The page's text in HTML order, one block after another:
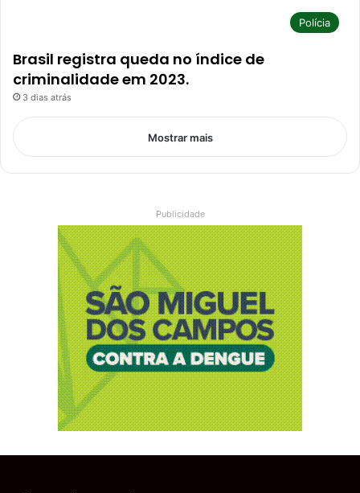
Polícia
Brasil registra queda no índice de
criminalidade em 2023.
3 dias atrás
Mostrar mais
Publicidade